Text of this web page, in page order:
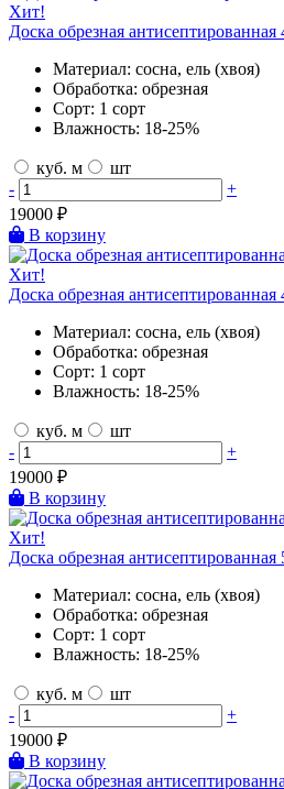
Хит!
Доска обрезная антисептированная
Материал: сосна, ель (хвоя)
Обработка: обрезная
Сорт: 1 сорт
Влажность: 18-25%
куб. м
шт
-
+
19000 ₽
В корзину
Хит!
Доска обрезная антисептированная
Материал: сосна, ель (хвоя)
Обработка: обрезная
Сорт: 1 сорт
Влажность: 18-25%
куб. м
шт
-
+
19000 ₽
В корзину
Хит!
Доска обрезная антисептированная
Материал: сосна, ель (хвоя)
Обработка: обрезная
Сорт: 1 сорт
Влажность: 18-25%
куб. м
шт
-
+
19000 ₽
В корзину